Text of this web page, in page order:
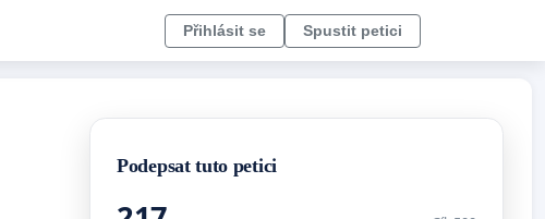
Přihlásit se Spustit petici
Podepsat tuto petici